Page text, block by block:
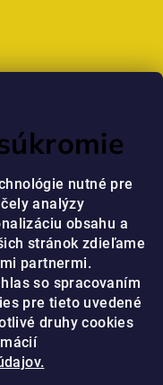
nutné pre
analýzy
obsahu a
stránok zdieľame
partnermi.
so spracovaním
pre tieto uvedené
druhy cookies
biztosítunk